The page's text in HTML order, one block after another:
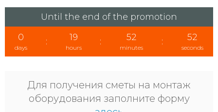
Until the end of the promotion
0
days
: 19
hours
: 52
minutes
: 51
seconds
Для получения сметы на монтаж
оборудования заполните форму